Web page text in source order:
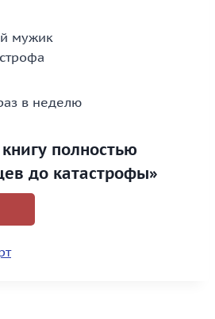
мужик
в неделю
полностью
до катастрофы»